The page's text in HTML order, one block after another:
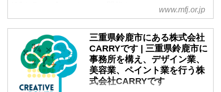
www.mfj.or.jp
三重県鈴鹿市にある株式会社
CARRYです | 三重県鈴鹿市に
事務所を構え、デザイン業、
美容業、ペイント業を行う株
式会社CARRYです